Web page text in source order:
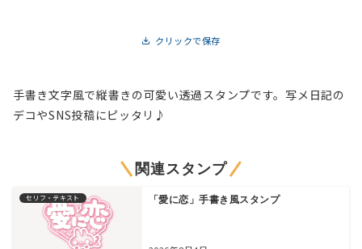
クリックで保存
手書き文字風で縦書きの可愛い透過スタンプです。写メ日記の
デコやSNS投稿にピッタリ♪
関連スタンプ
セリフ・テキスト 「愛に恋」手書き風スタンプ